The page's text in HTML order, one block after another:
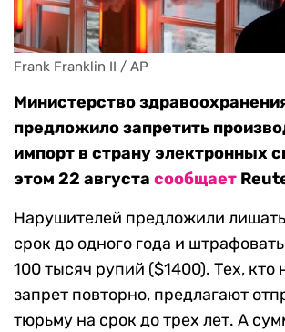
Frank Franklin II / AP
Министерство
предложило запретить
импорт в страну электронных
этом 22 августа сообщает
Нарушителей предложили
срок до одного года и
100 тысяч рупий ($1400). Тех, кто
запрет повторно, предлагают
тюрьму на срок до трех лет. А